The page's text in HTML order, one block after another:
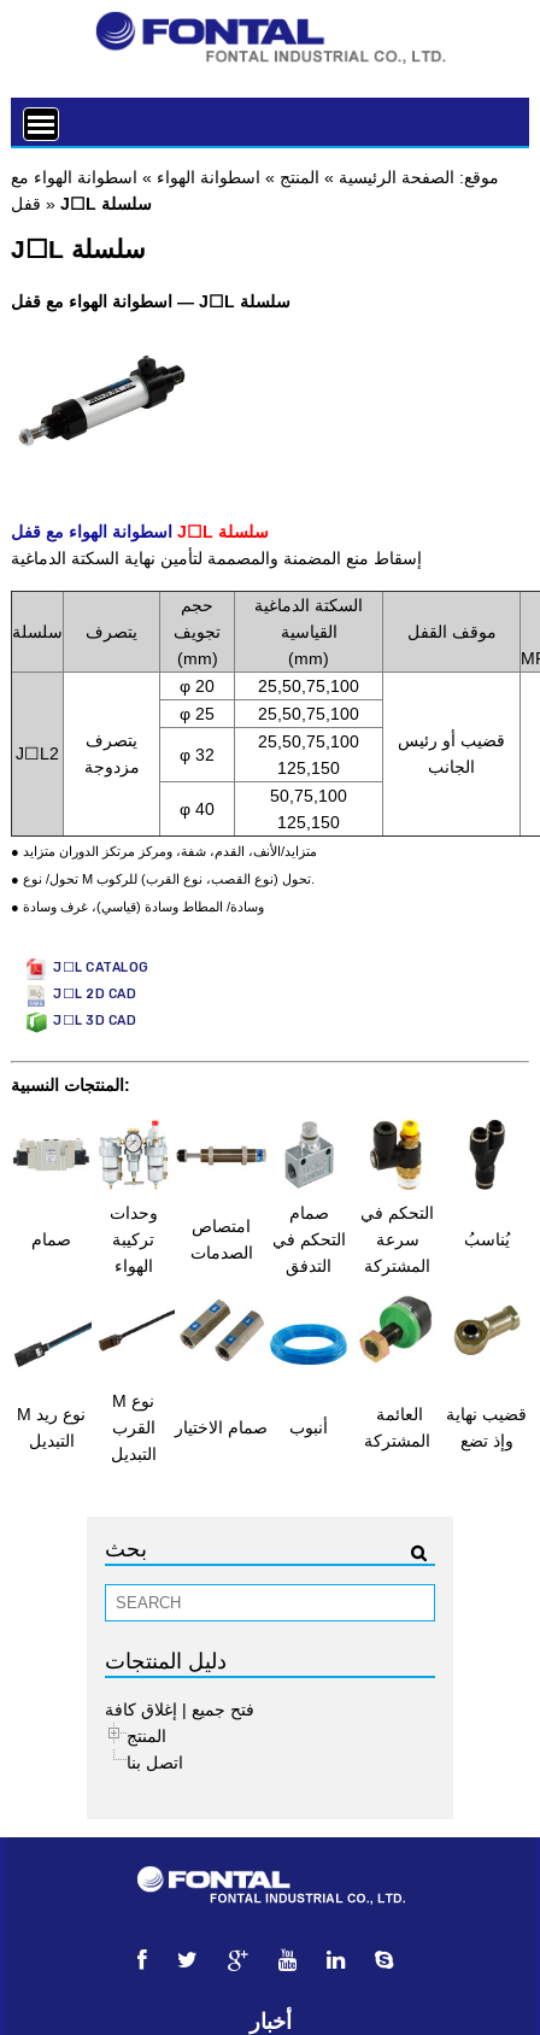
موقع: الصفحة الرئيسية » المنتج » اسطوانة الهواء » اسطوانة الهواء مع
قفل » J☐L سلسلة
J☐L سلسلة
اسطوانة الهواء مع قفل — J☐L سلسلة
اسطوانة الهواء مع قفل
J☐L سلسلة
إسقاط منع المضمنة والمصممة لتأمين نهاية السكتة الدماغية
سلسلة يتصرف
حجم
تجويف
(mm)
السكتة الدماغية
القياسية
(mm)
موقف القفل
J☐L2
يتصرف
مزدوجة
φ 20 25,50,75,100
قضيب أو رئيس
الجانب
φ 25 25,50,75,100
φ 32
25,50,75,100
125,150
φ 40
50,75,100
125,150
● متزايد/الأنف، القدم، شفة، ومركز مرتكز الدوران متزايد
● وسادة/ المطاط وسادة (قياسي)، غرف وسادة
J☐L CATALOG
J☐L 2D CAD
J☐L 3D CAD
المنتجات النسبية:
صمام
وحدات
تركيبة
الهواء
امتصاص
الصدمات
صمام
التحكم في
التدفق
التحكم في
سرعة
المشتركة
يُناسبُ
M نوع ريد
التبديل
M نوع
القرب
التبديل
صمام الاختيار أنبوب
العائمة
المشتركة
قضيب نهاية
وإذ تضع
بحث
دليل المنتجات
فتح جميع | إغلاق كافة
المنتج
اتصل بنا
أخبار